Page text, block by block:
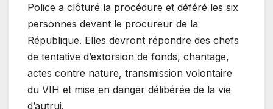
Police a clôturé la procédure et déféré les six
personnes devant le procureur de la
République. Elles devront répondre des chefs
de tentative d’extorsion de fonds, chantage,
actes contre nature, transmission volontaire
du VIH et mise en danger délibérée de la vie
d’autrui.